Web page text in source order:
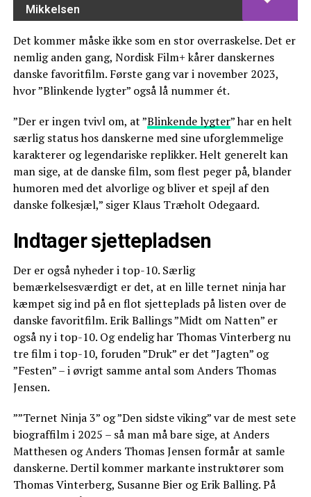
Mikkelsen
Det kommer måske ikke som en stor overraskelse. Det er
nemlig anden gang, Nordisk Film+ kårer danskernes
danske favoritfilm. Første gang var i november 2023,
hvor ”Blinkende lygter” også lå nummer ét.
”Der er ingen tvivl om, at ”Blinkende lygter” har en helt
særlig status hos danskerne med sine uforglemmelige
karakterer og legendariske replikker. Helt generelt kan
man sige, at de danske film, som flest peger på, blander
humoren med det alvorlige og bliver et spejl af den
danske folkesjæl,” siger Klaus Træholt Odegaard.
Indtager sjettepladsen
Der er også nyheder i top-10. Særlig
bemærkelsesværdigt er det, at en lille ternet ninja har
kæmpet sig ind på en flot sjetteplads på listen over de
danske favoritfilm. Erik Ballings ”Midt om Natten” er
også ny i top-10. Og endelig har Thomas Vinterberg nu
tre film i top-10, foruden ”Druk” er det ”Jagten” og
”Festen” – i øvrigt samme antal som Anders Thomas
Jensen.
””Ternet Ninja 3” og ”Den sidste viking” var de mest sete
biograffilm i 2025 – så man må bare sige, at Anders
Matthesen og Anders Thomas Jensen formår at samle
danskerne. Dertil kommer markante instruktører som
Thomas Vinterberg, Susanne Bier og Erik Balling. På